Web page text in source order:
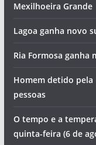
Mexilhoeira Grande
Lagoa ganha novo
Ria Formosa ganha
Homem detido
pessoas
O tempo e a
quinta-feira (6 de